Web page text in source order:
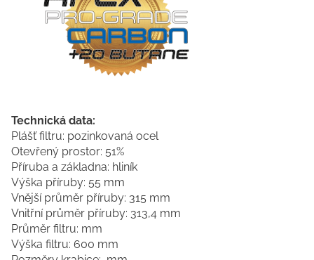
Technická data:
Plášť filtru: pozinkovaná ocel
Otevřený prostor: 51%
Příruba a základna: hliník
Výška příruby: 55 mm
Vnější průměr příruby: 315 mm
Vnitřní průměr příruby: 313,4 mm
Průměr filtru: mm
Výška filtru: 600 mm